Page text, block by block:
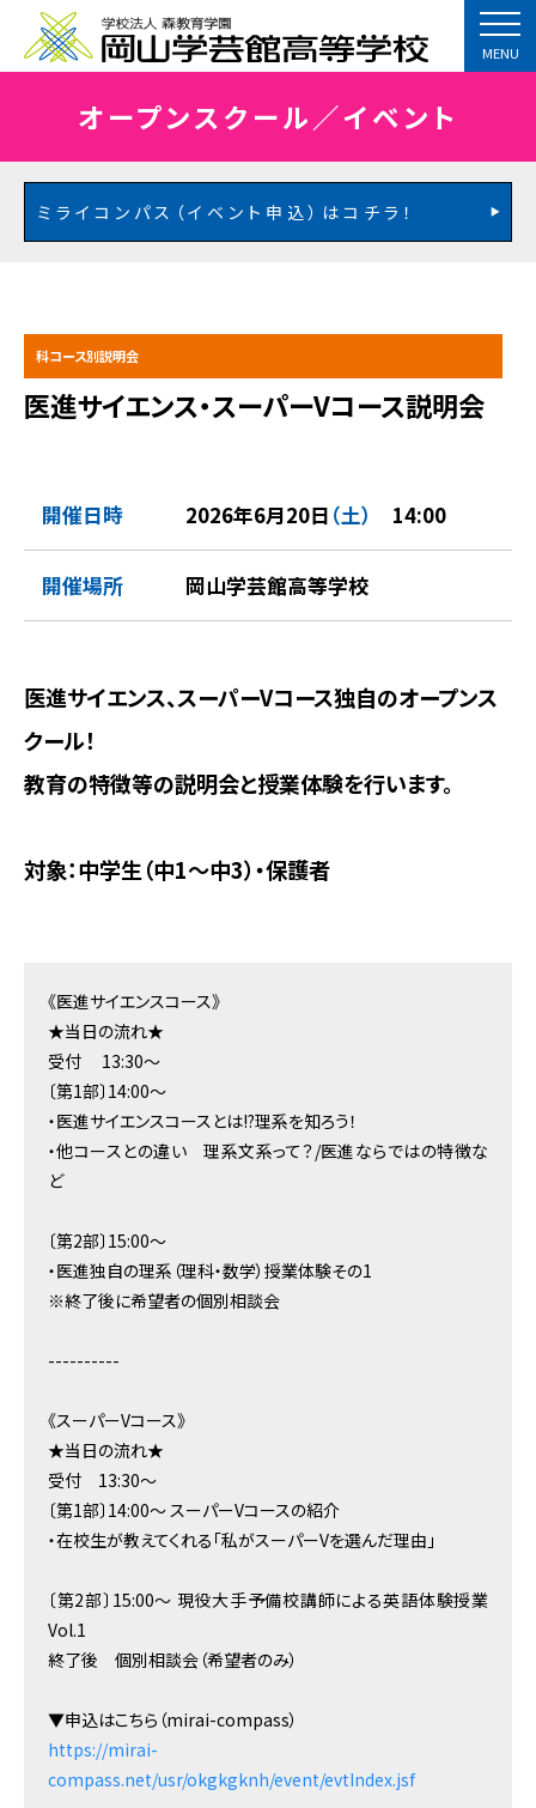
MENU
オープンスクール／イベント
ミライコンパス（イベント申込）はコチラ！
科コース別説明会
医進サイエンス・スーパーVコース説明会
開催日時 2026年6月20日 （土） 14:00
開催場所 岡山学芸館高等学校
医進サイエンス、スーパーVコース独自のオープンス
クール！
教育の特徴等の説明会と授業体験を行います。
対象：中学生（中1～中3）・保護者
《医進サイエンスコース》
★当日の流れ★
受付 13:30～
〔第1部〕14:00～
・医進サイエンスコースとは!?理系を知ろう！
・他コースとの違い 理系文系って？/医進ならではの特徴な
ど
〔第2部〕15:00～
・医進独自の理系（理科・数学）授業体験その1
※終了後に希望者の個別相談会
----------
《スーパーVコース》
★当日の流れ★
受付 13:30～
〔第1部〕14:00～ スーパーVコースの紹介
・在校生が教えてくれる「私がスーパーVを選んだ理由」
〔第2部〕15:00～ 現役大手予備校講師による英語体験授業
Vol.1
終了後 個別相談会（希望者のみ）
▼申込はこちら（mirai-compass）
https://mirai-
compass.net/usr/okgkgknh/event/evtIndex.jsf